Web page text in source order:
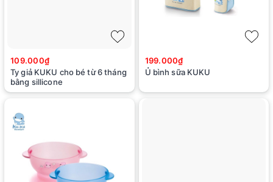
109.000₫
Ty giả KUKU cho bé từ 6 tháng
bằng sillicone
199.000₫
Ủ bình sữa KUKU